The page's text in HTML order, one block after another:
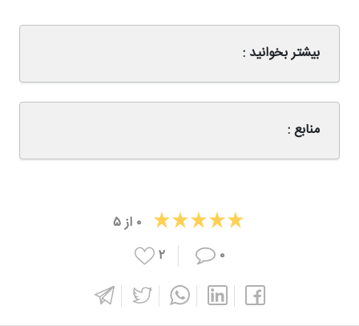
بیشتر بخوانید :
منابع :
۰ از۵
۰
۲